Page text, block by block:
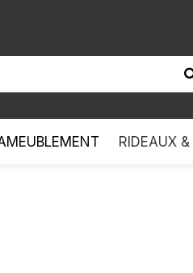
RIDEAUX